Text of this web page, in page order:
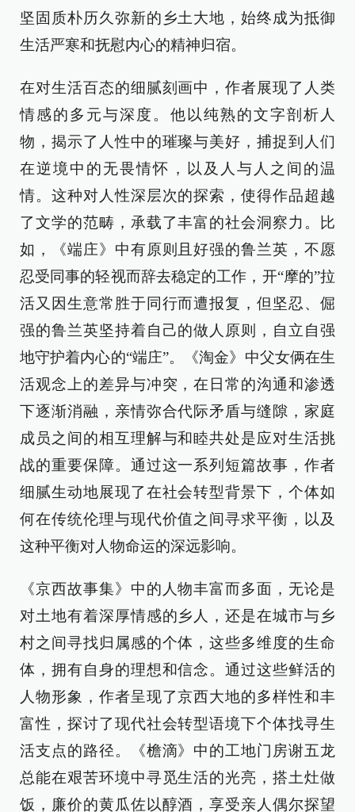
坚固质朴历久弥新的乡土大地，始终成为抵御
生活严寒和抚慰内心的精神归宿。
在对生活百态的细腻刻画中，作者展现了人类
情感的多元与深度。他以纯熟的文字剖析人
物，揭示了人性中的璀璨与美好，捕捉到人们
在逆境中的无畏情怀，以及人与人之间的温
情。这种对人性深层次的探索，使得作品超越
了文学的范畴，承载了丰富的社会洞察力。比
如，《端庄》中有原则且好强的鲁兰英，不愿
忍受同事的轻视而辞去稳定的工作，开“摩的”拉
活又因生意常胜于同行而遭报复，但坚忍、倔
强的鲁兰英坚持着自己的做人原则，自立自强
地守护着内心的“端庄”。《淘金》中父女俩在生
活观念上的差异与冲突，在日常的沟通和渗透
下逐渐消融，亲情弥合代际矛盾与缝隙，家庭
成员之间的相互理解与和睦共处是应对生活挑
战的重要保障。通过这一系列短篇故事，作者
细腻生动地展现了在社会转型背景下，个体如
何在传统伦理与现代价值之间寻求平衡，以及
这种平衡对人物命运的深远影响。
《京西故事集》中的人物丰富而多面，无论是
对土地有着深厚情感的乡人，还是在城市与乡
村之间寻找归属感的个体，这些多维度的生命
体，拥有自身的理想和信念。通过这些鲜活的
人物形象，作者呈现了京西大地的多样性和丰
富性，探讨了现代社会转型语境下个体找寻生
活支点的路径。《檐滴》中的工地门房谢五龙
总能在艰苦环境中寻觅生活的光亮，搭土灶做
饭，廉价的黄瓜佐以醇酒，享受亲人偶尔探望